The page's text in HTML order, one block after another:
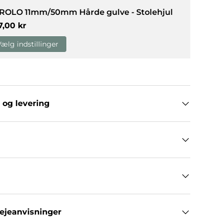
11mm/50mm Hårde gulve - Stolehjul
kr
indstillinger
og levering